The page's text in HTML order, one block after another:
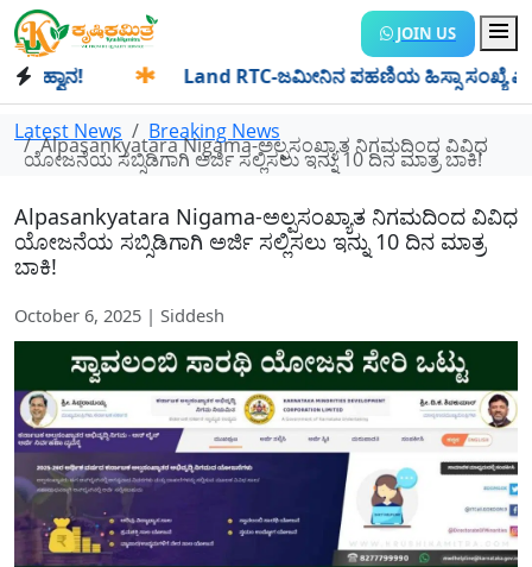
JOIN US
Land RTC-ಜಮೀನಿನ ಪಹಣಿಯ ಹಿಸ್ಸಾ ಸಂಖ್ಯೆ
Latest News Breaking News
Alpasankyatara Nigama-ಅಲ್ಪಸಂಖ್ಯಾತ ನಿಗಮದಿಂದ ವಿವಿಧ
ಯೋಜನೆಯ ಸಬ್ಸಿಡಿಗಾಗಿ ಅರ್ಜಿ ಸಲ್ಲಿಸಲು ಇನ್ನು 10 ದಿನ ಮಾತ್ರ ಬಾಕಿ!
Alpasankyatara Nigama-ಅಲ್ಪಸಂಖ್ಯಾತ ನಿಗಮದಿಂದ ವಿವಿಧ
ಯೋಜನೆಯ ಸಬ್ಸಿಡಿಗಾಗಿ ಅರ್ಜಿ ಸಲ್ಲಿಸಲು ಇನ್ನು 10 ದಿನ ಮಾತ್ರ
ಬಾಕಿ!
October 6, 2025 | Siddesh